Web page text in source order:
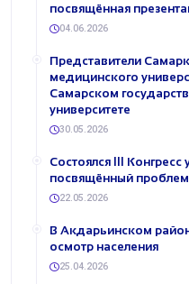
посвящённая
04.06.2026
Представители
медицинского
Самарском
университете
30.05.2026
Состоялся III Конгресс
посвящённый
22.05.2026
В Акдарьинском
осмотр населения
25.04.2026